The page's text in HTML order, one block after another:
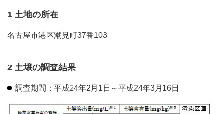
1 土地の所在
名古屋市港区潮見町37番103
2 土壌の調査結果
調査期間：平成24年2月1日～平成24年3月16日